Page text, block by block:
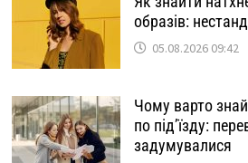
образів:
05.08.2026 09:42
Чому варто
по під’їзду:
задумувалися